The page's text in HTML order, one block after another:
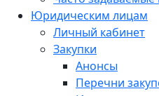
Юридическим лицам
Личный кабинет
Закупки
Анонсы
Перечни